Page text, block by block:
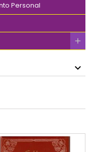
Personal